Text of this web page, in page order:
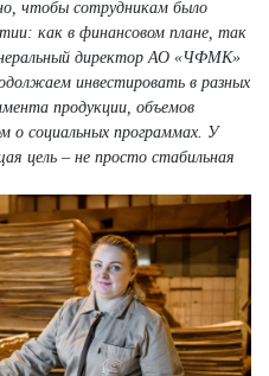
чтобы сотрудникам было
как в финансовом плане, так
директор АО «ЧФМК»
инвестировать в разных
продукции, объемов
о социальных программах. У
цель – не просто стабильная